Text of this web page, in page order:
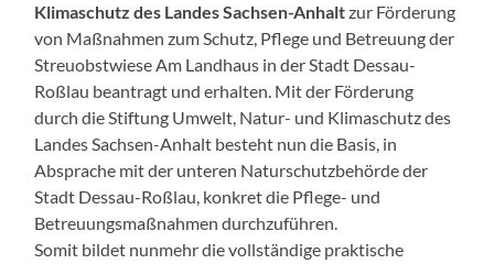
Klimaschutz des Landes Sachsen-Anhaltzur Förderung
von Maßnahmen zum Schutz, Pflege und Betreuung der
Streuobstwiese Am Landhaus in der Stadt Dessau-
Roßlau beantragt und erhalten. Mit der Förderung
durch die Stiftung Umwelt, Natur- und Klimaschutz des
Landes Sachsen-Anhalt besteht nun die Basis, in
Absprache mit der unteren Naturschutzbehörde der
Stadt Dessau-Roßlau, konkret die Pflege- und
Betreuungsmaßnahmen durchzuführen.
Somit bildet nunmehr die vollständige praktische